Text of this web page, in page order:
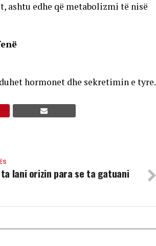
ashtu edhe që metabolizmi të nisë
hormonet dhe sekretimin e tyre.
lani orizin para se ta gatuani